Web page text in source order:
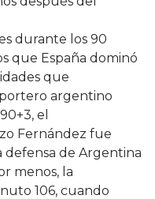
durante los 90
que España dominó
que
argentino
el
Fernández fue
defensa de Argentina
menos, la
106, cuando